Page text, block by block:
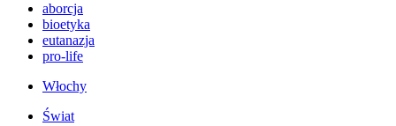
aborcja
bioetyka
eutanazja
pro-life
Włochy
Świat